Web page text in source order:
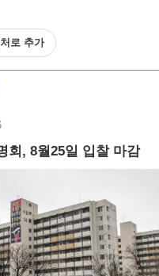
로 추가
회, 8월25일 입찰 마감